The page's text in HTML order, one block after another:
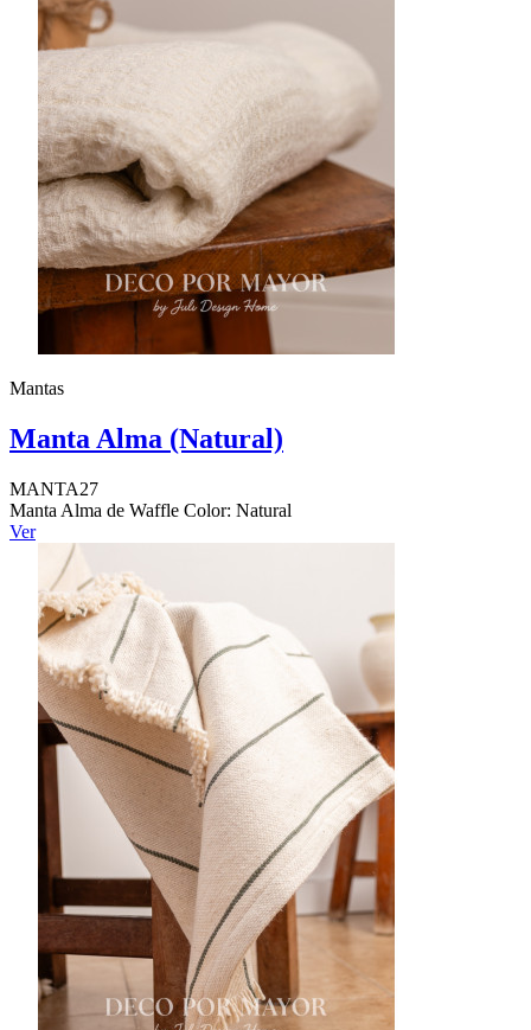
Mantas
Manta Alma (Natural)
MANTA27
Manta Alma de Waffle Color: Natural
Ver